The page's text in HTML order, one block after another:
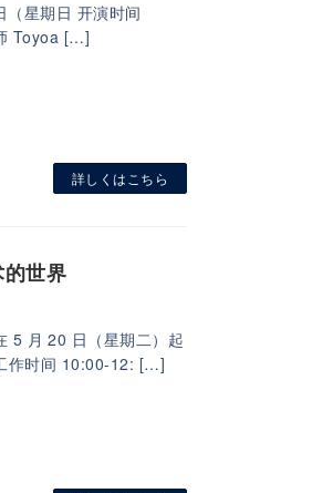
星期日 开演时间
Toyoa […]
詳しくはこちら
世界
5 月 20 日（星期二）起
作时间 10:00-12: […]